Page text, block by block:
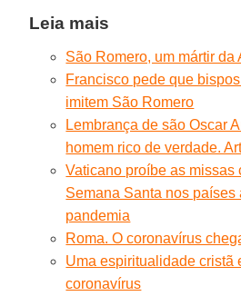
Leia mais
São Romero, um mártir da
Francisco pede que
imitem São Romero
Lembrança de são Oscar
homem rico de verdade.
Vaticano proíbe as missas
Semana Santa nos países
pandemia
Roma. O coronavírus
Uma espiritualidade cristã
coronavírus